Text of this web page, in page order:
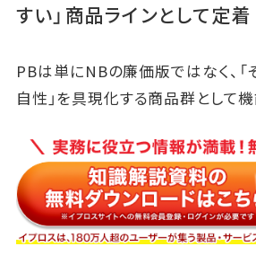
すい」商品ラインとして定着
PBは単にNBの廉価版ではなく、「
自性」を具現化する商品群として機